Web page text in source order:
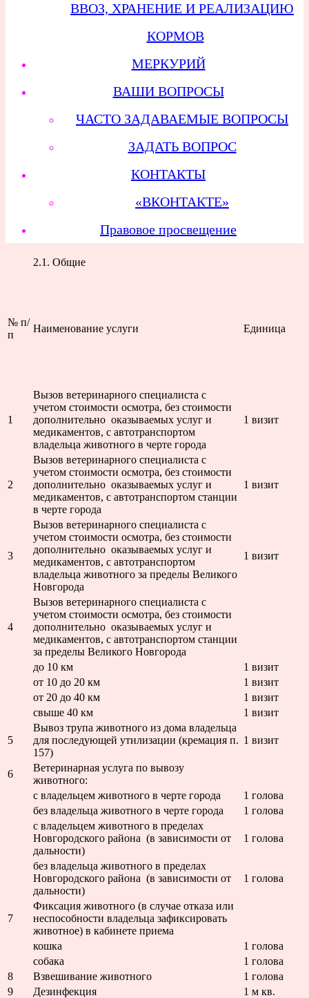
ВВОЗ, ХРАНЕНИЕ И РЕАЛИЗАЦИЮ
КОРМОВ
МЕРКУРИЙ
ВАШИ ВОПРОСЫ
ЧАСТО ЗАДАВАЕМЫЕ ВОПРОСЫ
ЗАДАТЬ ВОПРОС
КОНТАКТЫ
«ВКОНТАКТЕ»
Правовое просвещение
2.1. Общие
№ п/
п
Наименование услуги Единица
1
Вызов ветеринарного специалиста с
учетом стоимости осмотра, без стоимости
дополнительно оказываемых услуг и
медикаментов, с автотранспортом
владельца животного в черте города
1 визит
2
Вызов ветеринарного специалиста с
учетом стоимости осмотра, без стоимости
дополнительно оказываемых услуг и
медикаментов, с автотранспортом станции
в черте города
1 визит
3
Вызов ветеринарного специалиста с
учетом стоимости осмотра, без стоимости
дополнительно оказываемых услуг и
медикаментов, с автотранспортом
владельца животного за пределы Великого
Новгорода
1 визит
4
Вызов ветеринарного специалиста с
учетом стоимости осмотра, без стоимости
дополнительно оказываемых услуг и
медикаментов, с автотранспортом станции
за пределы Великого Новгорода
до 10 км
1 визит
от 10 до 20 км
1 визит
от 20 до 40 км
1 визит
свыше 40 км
1 визит
5
Вывоз трупа животного из дома владельца
для последующей утилизации (кремация п.
157)
1 визит
6
Ветеринарная услуга по вывозу
животного:
с владельцем животного в черте города
1 голова
без владельца животного в черте города
1 голова
с владельцем животного в пределах
Новгородского района (в зависимости от
дальности)
1 голова
без владельца животного в пределах
Новгородского района (в зависимости от
дальности)
1 голова
7
Фиксация животного (в случае отказа или
неспособности владельца зафиксировать
животное) в кабинете приема
кошка
1 голова
собака
1 голова
8
Взвешивание животного
1 голова
9
Дезинфекция
1 м кв.